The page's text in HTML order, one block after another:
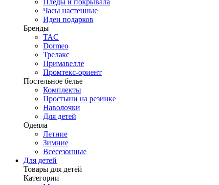
Пледы и покрывала
Часы настенные
Идеи подарков
Бренды
TAC
Dormeo
Трелакс
Примавелле
Промтекс-ориент
Постельное белье
Комплекты
Простыни на резинке
Наволочки
Для детей
Одеяла
Летние
Зимние
Всесезонные
Для детей
Товары для детей
Категории